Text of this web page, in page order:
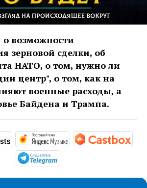
возможности
зерновой сделки, об
НАТО, о том, нужно ли
центр", о том, как на
военные расходы, а
Байдена и Трампа.
https://podcasts.apple.com/ru/
https://